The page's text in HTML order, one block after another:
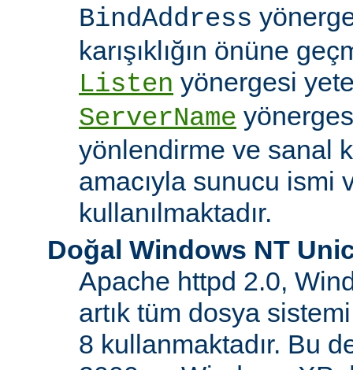
BindAddress
karışıklığın önüne
Listen yönergesi
ServerName
yönlendirme ve sanal
amacıyla sunucu ismi
kullanılmaktadır.
Doğal Windows NT
Apache httpd 2.0,
artık tüm dosya
8 kullanmaktadır. Bu